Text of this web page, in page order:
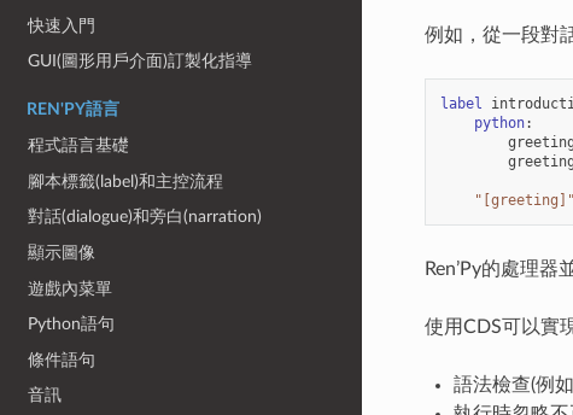
快速入門
GUI(圖形用戶介面)訂製化指導
REN'PY語言
程式語言基礎
腳本標籤(label)和主控流程
對話(dialogue)和旁白(narration)
顯示圖像
遊戲內菜單
Python語句
條件語句
音訊
例如，從一段對
label
python:
greeting
"[greeting]"
Ren’Py的處理
使用CDS可以實
語法檢查(例